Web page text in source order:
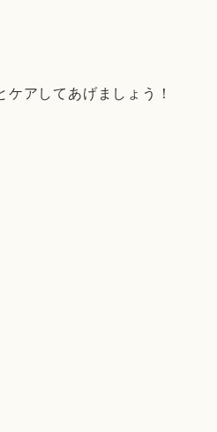
アしてあげましょう！